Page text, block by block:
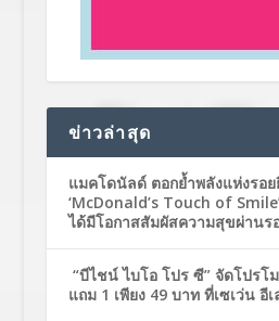
ข่าวล่าสุด
แมคโดนัลด์ ตอกย้ำพลังแห่งรอ
‘McDonald’s Touch of
ได้มีโอกาสสัมผัสความสุขผ่านร
“บีไชน์ ไบโอ โปร ซี” จัดโปรโ
แถม 1 เพียง 49 บาท ที่เซเว่น อี